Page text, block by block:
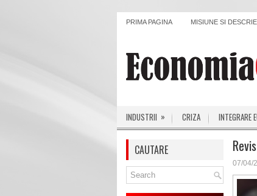
PRIMA PAGINA MISIUNE SI
INDUSTRII » CRIZA INTEGRARE
07/04/
CAUTARE